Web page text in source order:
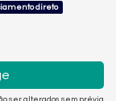
direto
ser alterados sem prévia